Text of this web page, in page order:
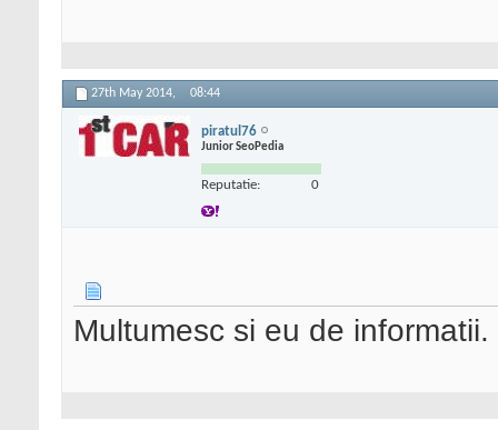
27th May 2014, 08:44
piratul76
Junior SeoPedia
Reputatie: 0
Multumesc si eu de informatii.